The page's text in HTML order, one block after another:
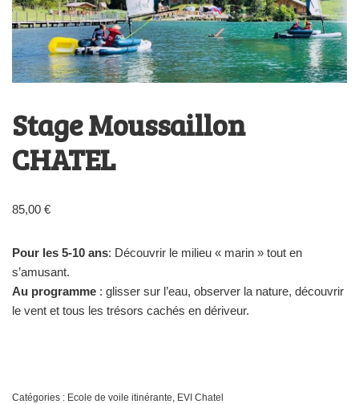
Stage Moussaillon
CHATEL
85,00 €
Pour les 5-10 ans: Découvrir le milieu « marin » tout en
s’amusant.
Au programme : glisser sur l’eau, observer la nature, découvrir
le vent et tous les trésors cachés en dériveur.
Catégories : Ecole de voile itinérante EVI Chatel